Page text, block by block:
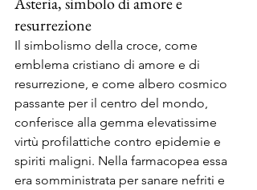
resurrezione
Il simbolismo della croce, come
emblema cristiano di amore e di
resurrezione, e come albero cosmico
passante per il centro del mondo,
conferisce alla gemma elevatissime
virtù profilattiche contro epidemie e
spiriti maligni. Nella farmacopea essa
era somministrata per sanare nefriti e